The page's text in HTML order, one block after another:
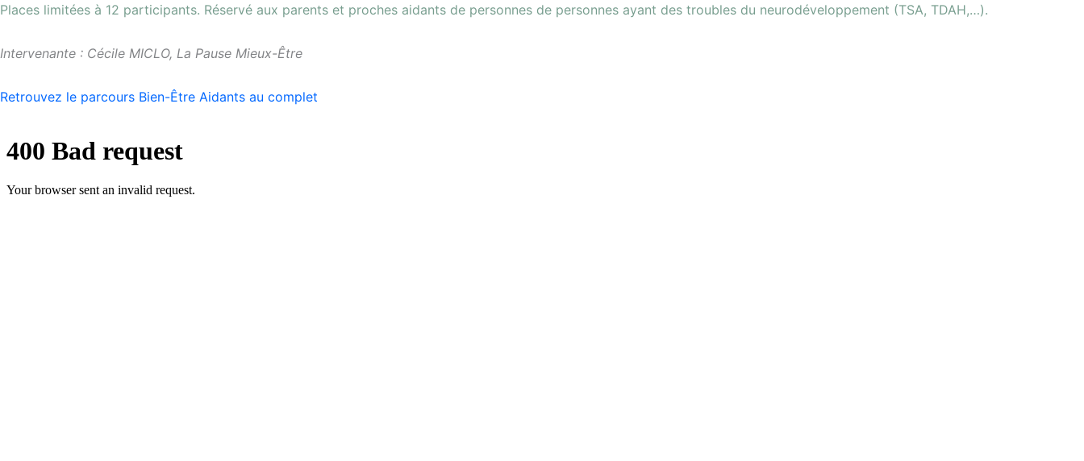
Places limitées à 12 participants. Réservé aux parents et proches aidants de personnes de personnes ayant des troubles du neurodéveloppement (TSA, TDAH,…).
Intervenante : Cécile MICLO, La Pause Mieux-Être
Retrouvez le parcours Bien-Être Aidants au complet